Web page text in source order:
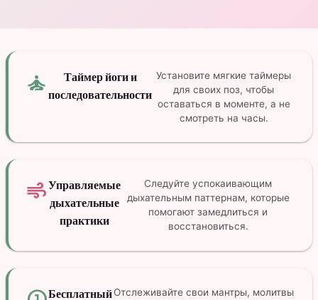
self_improvement
Таймер йоги и
последовательности
Установите мягкие таймеры
для своих поз, чтобы
оставаться в моменте, а не
смотреть на часы.
airУправляемые
дыхательные
практики
Следуйте успокаивающим
дыхательным паттернам, которые
помогают замедлиться и
восстановиться.
БесплатныйОтслеживайте свои мантры, молитвы